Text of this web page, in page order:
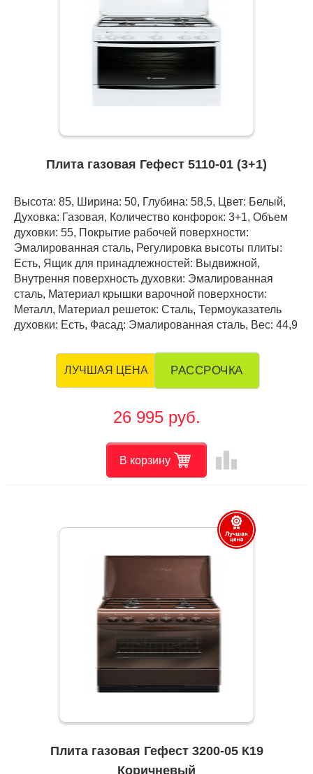
Плита газовая Гефест 5110-01 (3+1)
Высота: 85, Ширина: 50, Глубина: 58,5, Цвет: Белый,
Духовка: Газовая, Количество конфорок: 3+1, Объем
духовки: 55, Покрытие рабочей поверхности:
Эмалированная сталь, Регулировка высоты плиты:
Есть, Ящик для принадлежностей: Выдвижной,
Внутрення поверхность духовки: Эмалированная
сталь, Материал крышки варочной поверхности:
Металл, Материал решеток: Сталь, Термоуказатель
духовки: Есть, Фасад: Эмалированная сталь, Вес: 44,9
ЛУЧШАЯ ЦЕНА РАССРОЧКА
26 995 руб.
В корзину leaderboard
Плита газовая Гефест 3200-05 К19
Коричневый